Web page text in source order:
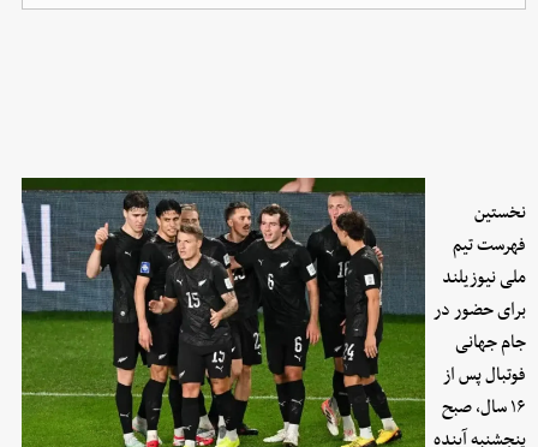
نخستین
فهرست تیم
ملی نیوزیلند
برای حضور در
جام جهانی
فوتبال پس از
۱۶ سال، صبح
پنجشنبه آینده